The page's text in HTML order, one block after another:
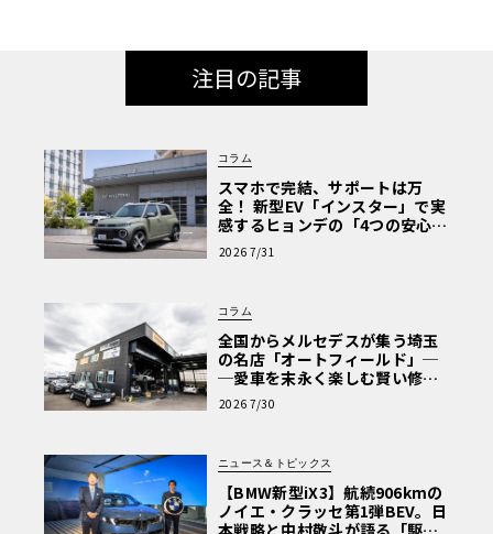
注目の記事
コラム
スマホで完結、サポートは万
全！ 新型EV「インスター」で実
感するヒョンデの「4つの安心」
【第1回・ヒョンデ6つの疑問：
Why? Hyundai?】〈PR〉
2026 7/31
コラム
全国からメルセデスが集う埼玉
の名店「オートフィールド」─
─愛車を末永く楽しむ賢い修理
術と、プロがフックス製オイル
を選ぶ理由〈PR〉
2026 7/30
ニュース＆トピックス
【BMW新型iX3】航続906kmの
ノイエ・クラッセ第1弾BEV。日